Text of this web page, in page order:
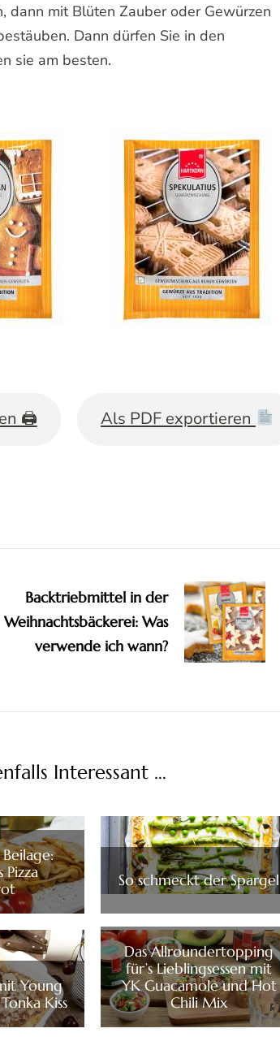
dann mit Blüten Zauber oder Gewürzen
Dann dürfen Sie in den
sie am besten.
🖨 Als PDF exportieren
Backtriebmittel in der
Weihnachtsbäckerei: Was
verwende ich wann?
Interessant …
Pizza
So schmeckt der Spargel
Young
Kiss
Das Allroundertopping
für’s Lieblingsessen mit
YK Guacamole und Hot
Chili Mix